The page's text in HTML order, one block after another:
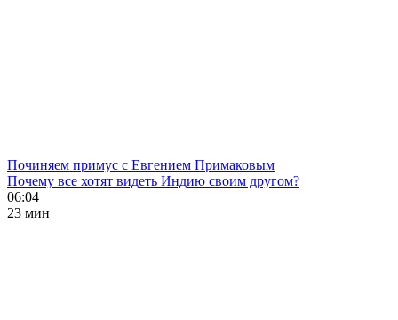
Починяем примус с Евгением Примаковым
Почему все хотят видеть Индию своим другом?
06:04
23 мин